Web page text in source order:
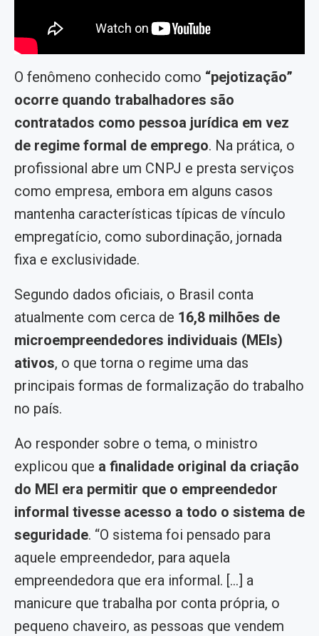
O fenômeno conhecido como “pejotização”
ocorre quando trabalhadores são
contratados como pessoa jurídica em vez
de regime formal de emprego. Na prática, o
profissional abre um CNPJ e presta serviços
como empresa, embora em alguns casos
mantenha características típicas de vínculo
empregatício, como subordinação, jornada
fixa e exclusividade.
Segundo dados oficiais, o Brasil conta
atualmente com cerca de 16,8 milhões de
microempreendedores individuais (MEIs)
ativos, o que torna o regime uma das
principais formas de formalização do trabalho
no país.
Ao responder sobre o tema, o ministro
explicou que a finalidade original da criação
do MEI era permitir que o empreendedor
informal tivesse acesso a todo o sistema de
seguridade. “O sistema foi pensado para
aquele empreendedor, para aquela
empreendedora que era informal. […] a
manicure que trabalha por conta própria, o
pequeno chaveiro, as pessoas que vendem